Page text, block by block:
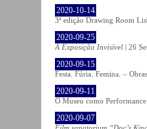
2020-10-14
3ª edição Drawing Room
2020-09-25
A Exposição Invisível | 26
2020-09-15
Festa. Fúria. Femina. –
2020-09-11
O Museu como
2020-09-07